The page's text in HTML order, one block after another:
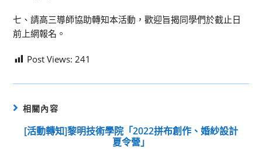
七、請高三導師協助轉知本活動，歡迎旨揭同學們於截止日
前上網報名。
Post Views: 241
相關內容
[活動轉知]黎明技術學院「2022拼布創作、婚紗設計
夏令營」